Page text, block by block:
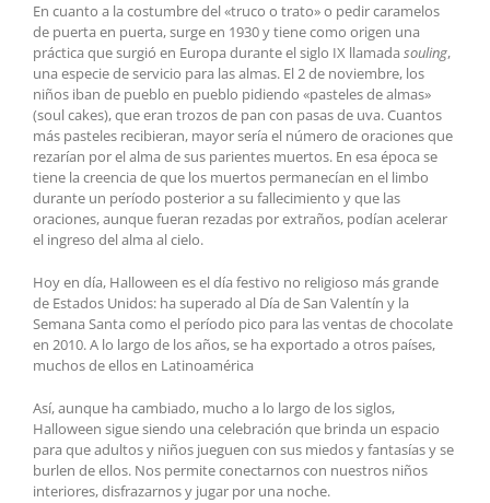
En cuanto a la costumbre del «truco o trato» o pedir caramelos
de puerta en puerta, surge en 1930 y tiene como origen una
práctica que surgió en Europa durante el siglo IX llamada souling,
una especie de servicio para las almas. El 2 de noviembre, los
niños iban de pueblo en pueblo pidiendo «pasteles de almas»
(soul cakes), que eran trozos de pan con pasas de uva. Cuantos
más pasteles recibieran, mayor sería el número de oraciones que
rezarían por el alma de sus parientes muertos. En esa época se
tiene la creencia de que los muertos permanecían en el limbo
durante un período posterior a su fallecimiento y que las
oraciones, aunque fueran rezadas por extraños, podían acelerar
el ingreso del alma al cielo.
Hoy en día, Halloween es el día festivo no religioso más grande
de Estados Unidos: ha superado al Día de San Valentín y la
Semana Santa como el período pico para las ventas de chocolate
en 2010. A lo largo de los años, se ha exportado a otros países,
muchos de ellos en Latinoamérica
Así, aunque ha cambiado, mucho a lo largo de los siglos,
Halloween sigue siendo una celebración que brinda un espacio
para que adultos y niños jueguen con sus miedos y fantasías y se
burlen de ellos. Nos permite conectarnos con nuestros niños
interiores, disfrazarnos y jugar por una noche.